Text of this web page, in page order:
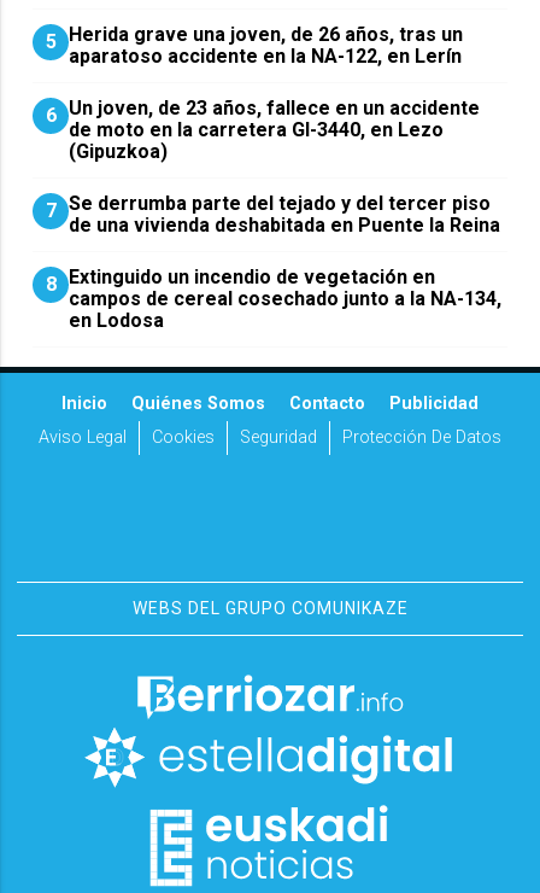
5
Herida grave una joven, de 26 años, tras un
aparatoso accidente en la NA-122, en Lerín
6 Un joven, de 23 años, fallece en un accidente
de moto en la carretera GI-3440, en Lezo
(Gipuzkoa)
7 Se derrumba parte del tejado y del tercer piso
de una vivienda deshabitada en Puente la Reina
8
Extinguido un incendio de vegetación en
campos de cereal cosechado junto a la NA-134,
en Lodosa
Inicio Quiénes Somos Contacto
Publicidad
Aviso Legal
Cookies Seguridad Protección De Datos
WEBS DEL GRUPO COMUNIKAZE